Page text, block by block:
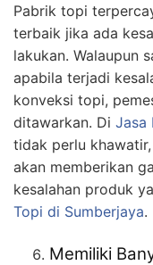
Pabrik topi
terbaik jika ada
lakukan. Walaupun
apabila terjadi
konveksi topi,
ditawarkan. Di Jasa
tidak perlu khawatir,
akan memberikan
kesalahan produk
Topi di Sumberjaya.
Memiliki